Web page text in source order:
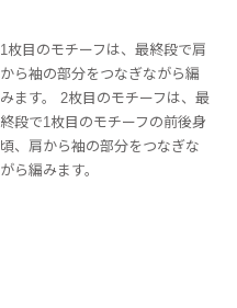
1枚目のモチーフは、最終段で肩
から袖の部分をつなぎながら編
みます。 2枚目のモチーフは、最
終段で1枚目のモチーフの前後身
頃、肩から袖の部分をつなぎな
がら編みます。